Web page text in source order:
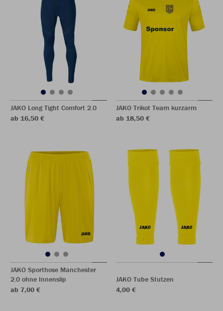
JAKO Long Tight Comfort 2.0
ab 16,50 €
JAKO Trikot Team kurzarm
ab 18,50 €
JAKO Sporthose Manchester
2.0 ohne Innenslip
ab 7,00 €
JAKO Tube Stutzen
4,00 €